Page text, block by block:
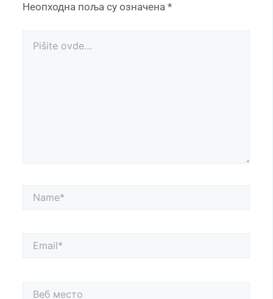
Неопходна поља су означена *
Name*
Email*
Веб